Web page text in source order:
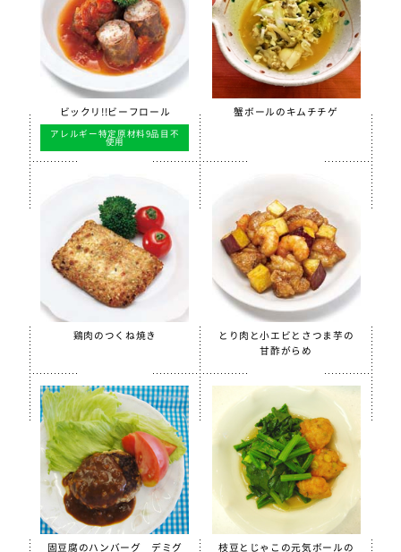
スクールがんもどき（Ca・Fe）
スクール糸かまぼこ
スクールちくわ
【只今休売中】スクールかにボール
全学栄 枝豆とじゃこの元気ボール
全学栄 野菜ミックスボール
全学栄 ニューミートップ
検索
ビックリ!!ビーフロール
アレルギー特定原材料9品目不
使用
蟹ボールのキムチチゲ
鶏肉のつくね焼き
とり肉と小エビとさつま芋の
甘酢がらめ
固豆腐のハンバーグ デミグ
枝豆とじゃこの元気ボールの